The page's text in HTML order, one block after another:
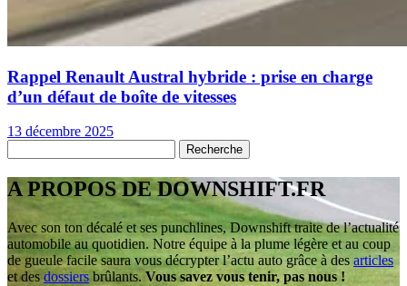
Rappel Renault Austral hybride : prise en charge
d’un défaut de boîte de vitesses
13 décembre 2025
A PROPOS DE DOWNSHIFT.FR
Avec son ton décalé et ses punchlines, Downshift traite de l’actualité
automobile au quotidien. Notre équipe à la plume légère et au coup
de gueule facile saura vous décrypter l’actu auto grâce à des articles
et des dossiers brûlants. Vous savez vous tenir, pas nous !